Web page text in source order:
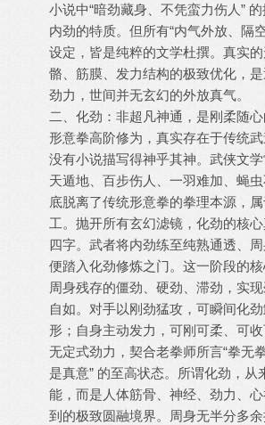
小说中“暗劲藏身、不凭蛮力伤人”
内劲的特质。但所有“内气外放、隔
设定，皆是纯粹的文学杜撰。真实
骼、筋膜、发力结构的极致优化，
劲力，世间并无玄幻的外放真气。
二、化劲：非超凡神通，是刚柔随
形意拳高阶修为，真实存在于传统
没有小说描写得神乎其神。武侠文
天遁地、百步伤人、一羽难加、蝇
底脱离了传统形意拳的拳理本源，
工。抛开所有玄幻滤镜，化劲的核
四字。武者将内劲练至纯熟通透、
便踏入化劲修炼之门。这一阶段的
周身残存的僵劲、硬劲、滞劲，实
自如。对手以刚劲猛攻，可瞬间化
形；自身主动发力，可刚可柔、可收
无定式劲力，契合老拳师所言“拳无
是真意” 的至高状态。所谓化劲，从
能，而是人体筋骨、神经、劲力、
到的极致圆融境界。周身无半分多